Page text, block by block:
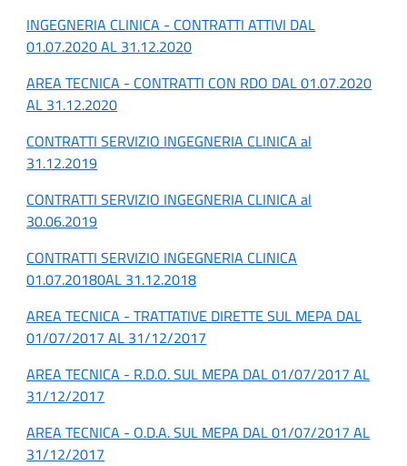
INGEGNERIA CLINICA - CONTRATTI ATTIVI DAL
01.07.2020 AL 31.12.2020
AREA TECNICA - CONTRATTI CON RDO DAL 01.07.2020
AL 31.12.2020
CONTRATTI SERVIZIO INGEGNERIA CLINICA al
31.12.2019
CONTRATTI SERVIZIO INGEGNERIA CLINICA al
30.06.2019
CONTRATTI SERVIZIO INGEGNERIA CLINICA
01.07.20180AL 31.12.2018
AREA TECNICA - TRATTATIVE DIRETTE SUL MEPA DAL
01/07/2017 AL 31/12/2017
AREA TECNICA - R.D.O. SUL MEPA DAL 01/07/2017 AL
31/12/2017
AREA TECNICA - O.D.A. SUL MEPA DAL 01/07/2017 AL
31/12/2017